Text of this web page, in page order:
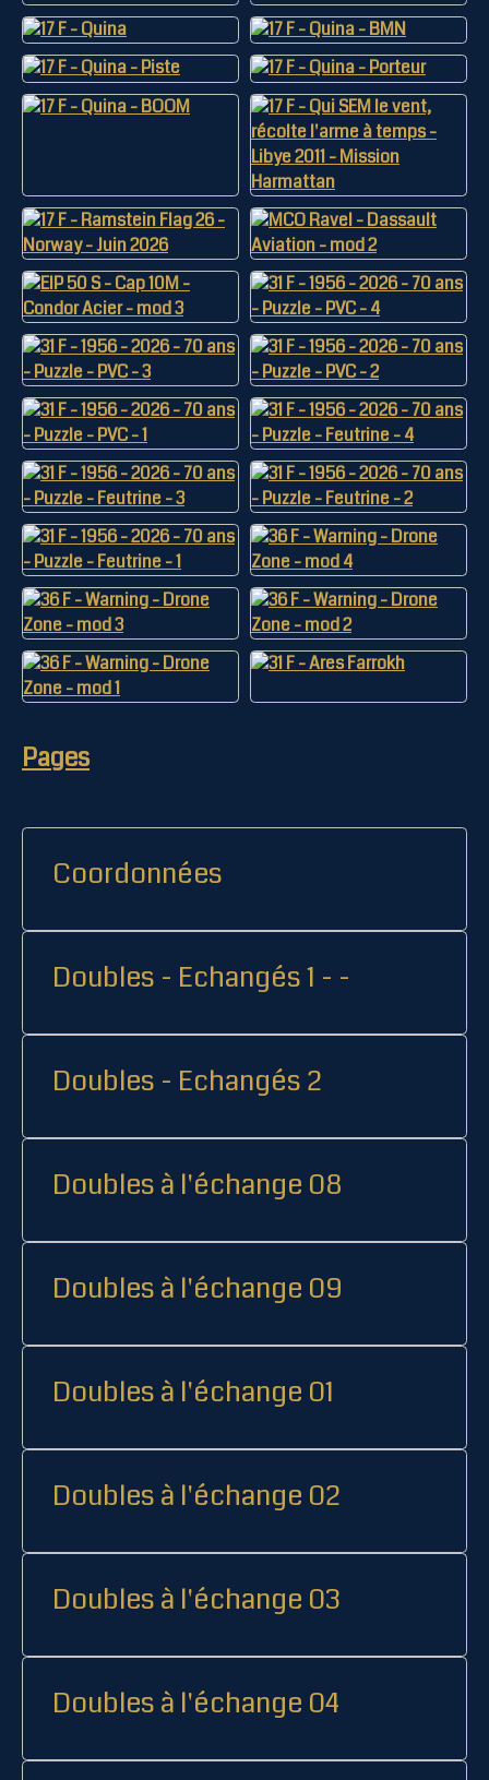
Pages
Coordonnées
Doubles - Echangés 1 - -
Doubles - Echangés 2
Doubles à l'échange 08
Doubles à l'échange 09
Doubles à l'échange 01
Doubles à l'échange 02
Doubles à l'échange 03
Doubles à l'échange 04